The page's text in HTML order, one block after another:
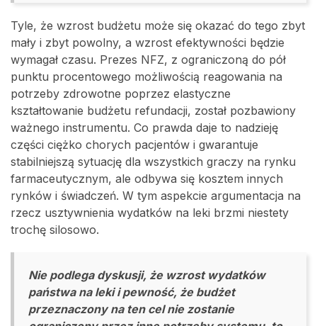
Tyle, że wzrost budżetu może się okazać do tego zbyt
mały i zbyt powolny, a wzrost efektywności będzie
wymagał czasu. Prezes NFZ, z ograniczoną do pół
punktu procentowego możliwością reagowania na
potrzeby zdrowotne poprzez elastyczne
kształtowanie budżetu refundacji, został pozbawiony
ważnego instrumentu. Co prawda daje to nadzieję
części ciężko chorych pacjentów i gwarantuje
stabilniejszą sytuację dla wszystkich graczy na rynku
farmaceutycznym, ale odbywa się kosztem innych
rynków i świadczeń. W tym aspekcie argumentacja na
rzecz usztywnienia wydatków na leki brzmi niestety
trochę silosowo.
Nie podlega dyskusji, że wzrost wydatków
państwa na leki i pewność, że budżet
przeznaczony na ten cel nie zostanie